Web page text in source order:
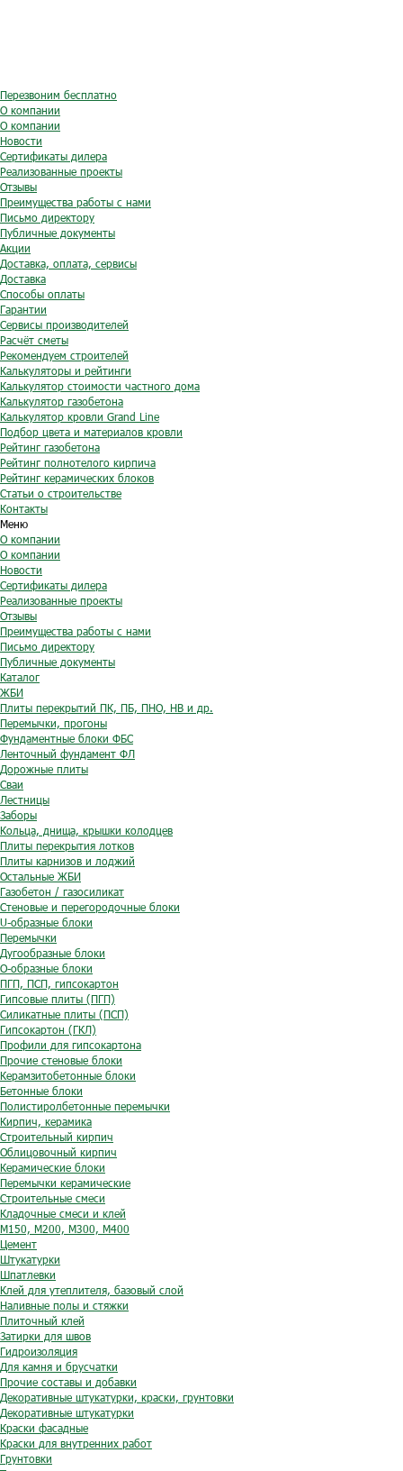
Перезвоним бесплатно
О компании
О компании
Новости
Сертификаты дилера
Реализованные проекты
Отзывы
Преимущества работы с нами
Письмо директору
Публичные документы
Акции
Доставка, оплата, сервисы
Доставка
Способы оплаты
Гарантии
Сервисы производителей
Расчёт сметы
Рекомендуем строителей
Калькуляторы и рейтинги
Калькулятор стоимости частного дома
Калькулятор газобетона
Калькулятор кровли Grand Line
Подбор цвета и материалов кровли
Рейтинг газобетона
Рейтинг полнотелого кирпича
Рейтинг керамических блоков
Статьи о строительстве
Контакты
Меню
О компании
О компании
Новости
Сертификаты дилера
Реализованные проекты
Отзывы
Преимущества работы с нами
Письмо директору
Публичные документы
Каталог
ЖБИ
Плиты перекрытий ПК, ПБ, ПНО, НВ и др.
Перемычки, прогоны
Фундаментные блоки ФБС
Ленточный фундамент ФЛ
Дорожные плиты
Сваи
Лестницы
Заборы
Кольца, днища, крышки колодцев
Плиты перекрытия лотков
Плиты карнизов и лоджий
Остальные ЖБИ
Газобетон / газосиликат
Стеновые и перегородочные блоки
U-образные блоки
Перемычки
Дугообразные блоки
O-образные блоки
ПГП, ПСП, гипсокартон
Гипсовые плиты (ПГП)
Силикатные плиты (ПСП)
Гипсокартон (ГКЛ)
Профили для гипсокартона
Прочие стеновые блоки
Керамзитобетонные блоки
Бетонные блоки
Полистиролбетонные перемычки
Кирпич, керамика
Строительный кирпич
Облицовочный кирпич
Керамические блоки
Перемычки керамические
Строительные смеси
Кладочные смеси и клей
М150, М200, М300, М400
Цемент
Штукатурки
Шпатлевки
Клей для утеплителя, базовый слой
Наливные полы и стяжки
Плиточный клей
Затирки для швов
Гидроизоляция
Для камня и брусчатки
Прочие составы и добавки
Декоративные штукатурки, краски, грунтовки
Декоративные штукатурки
Краски фасадные
Краски для внутренних работ
Грунтовки